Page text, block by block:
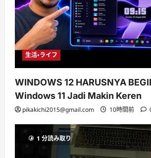
生活・ライフ
WINDOWS 12 HARUSNYA
Windows 11 Jadi Makin Keren
pikakichi2015@gmail.com 10時間前
1 分読み取り